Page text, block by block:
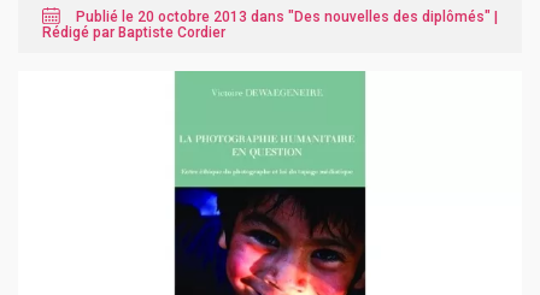
Publié le 20 octobre 2013 dans "Des nouvelles des diplômés" |
Rédigé par Baptiste Cordier